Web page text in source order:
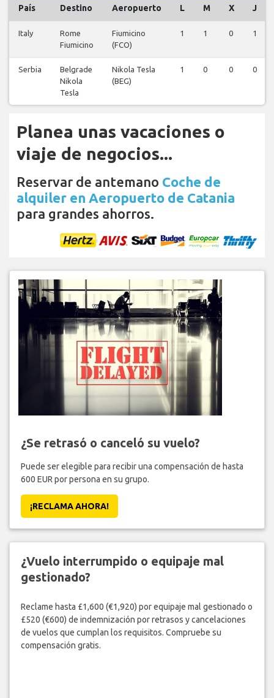
País Destino Aeropuerto L M X J
Italy
Rome
Fiumicino
Fiumicino
(FCO)
1 1 0 1
Serbia
Belgrade
Nikola
Tesla
Nikola Tesla
(BEG)
1 0 0 0
Planea unas vacaciones o
viaje de negocios...
Reservar de antemano Coche de
alquiler en Aeropuerto de Catania
para grandes ahorros.
¿Se retrasó o canceló su vuelo?
Puede ser elegible para recibir una compensación de hasta
600 EUR por persona en su grupo.
¡RECLAMA AHORA!
¿Vuelo interrumpido o equipaje mal
gestionado?
Reclame hasta £1,600 (€1,920) por equipaje mal gestionado o
£520 (€600) de indemnización por retrasos y cancelaciones
de vuelos que cumplan los requisitos. Compruebe su
compensación gratis.